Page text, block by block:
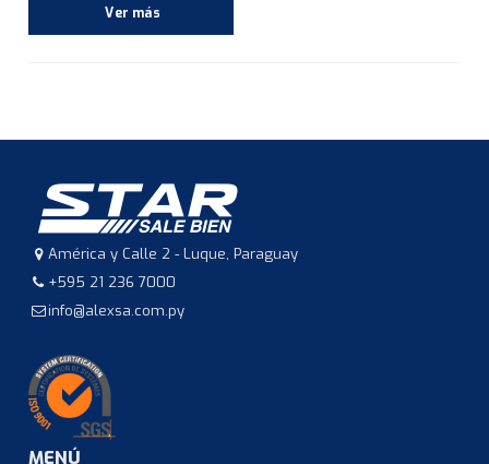
Ver más
América y Calle 2 - Luque, Paraguay
+595 21 236 7000
info@alexsa.com.py
MENÚ